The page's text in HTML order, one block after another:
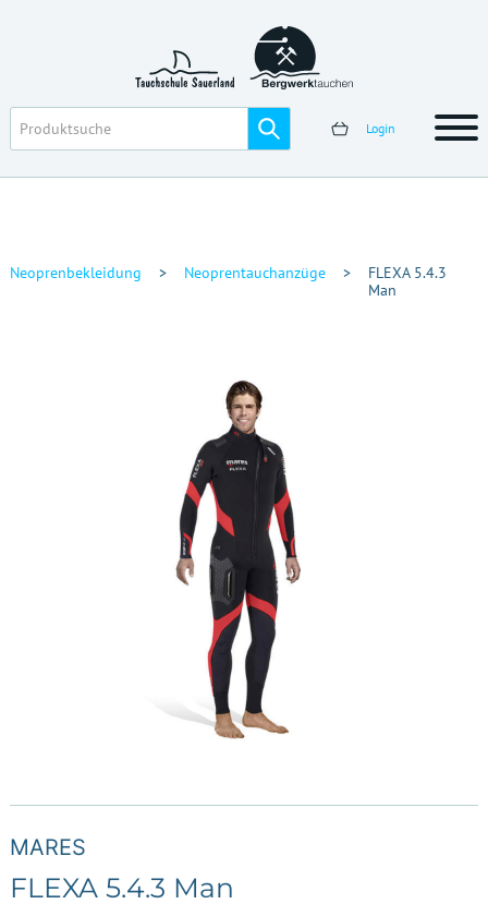
Login
Neoprenbekleidung > Neoprentauchanzüge >
FLEXA 5.4.3
Man
MARES
FLEXA 5.4.3 Man